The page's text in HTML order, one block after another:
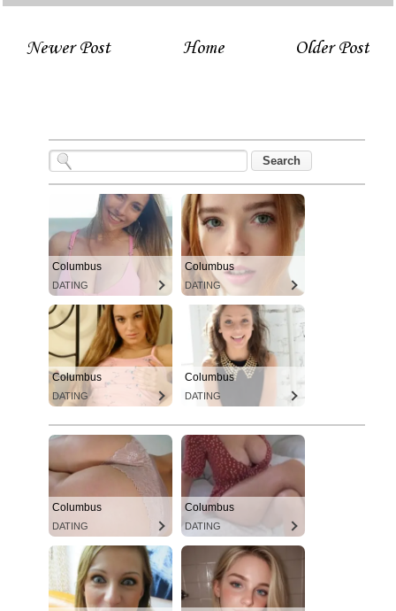
Newer Post Older Post
Home
Columbus
DATING
Columbus
DATING
Columbus
DATING
Columbus
DATING
Columbus
DATING
Columbus
DATING